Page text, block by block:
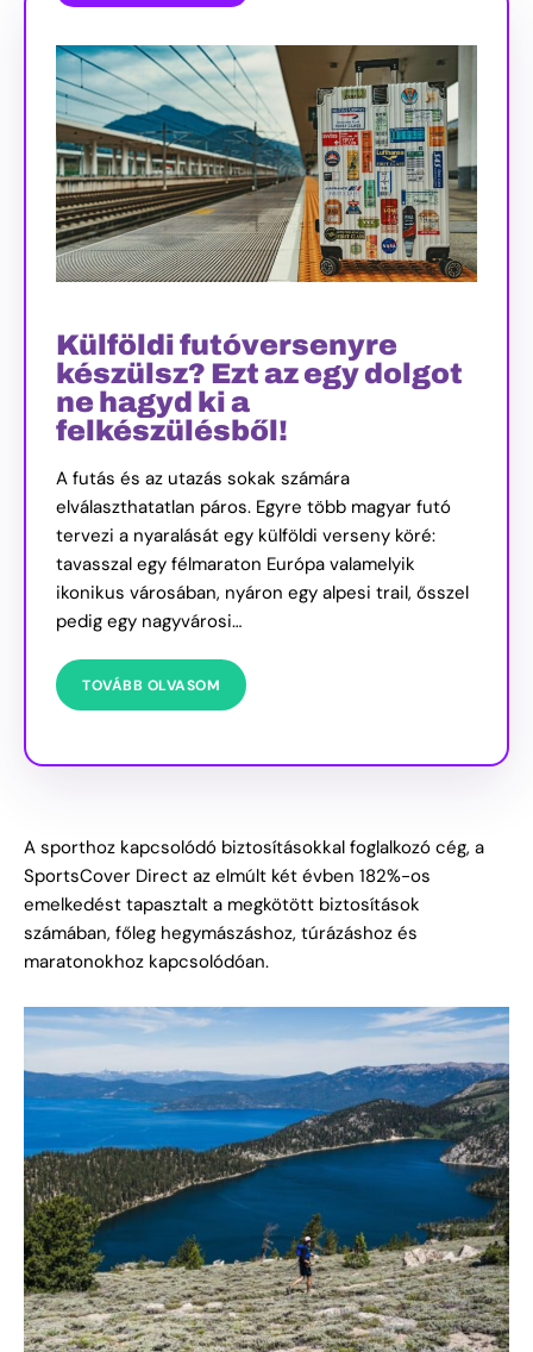
Külföldi futóversenyre
készülsz? Ezt az egy dolgot
ne hagyd ki a
felkészülésből!
A futás és az utazás sokak számára
elválaszthatatlan páros. Egyre több magyar futó
tervezi a nyaralását egy külföldi verseny köré:
tavasszal egy félmaraton Európa valamelyik
ikonikus városában, nyáron egy alpesi trail, ősszel
pedig egy nagyvárosi…
TOVÁBB OLVASOM
A sporthoz kapcsolódó biztosításokkal foglalkozó cég, a
SportsCover Direct az elmúlt két évben 182%-os
emelkedést tapasztalt a megkötött biztosítások
számában, főleg hegymászáshoz, túrázáshoz és
maratonokhoz kapcsolódóan.